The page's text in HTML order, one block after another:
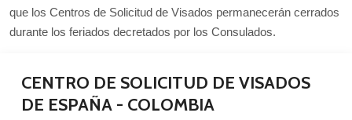
que los Centros de Solicitud de Visados permanecerán cerrados
durante los feriados decretados por los Consulados.
CENTRO DE SOLICITUD DE VISADOS
DE ESPAÑA - COLOMBIA